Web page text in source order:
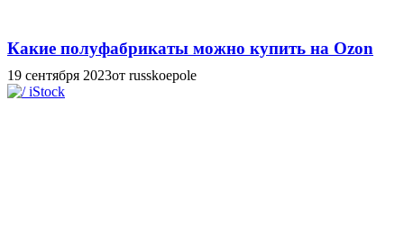
Какие полуфабрикаты можно купить на Ozon
19 сентября 2023от russkoepole